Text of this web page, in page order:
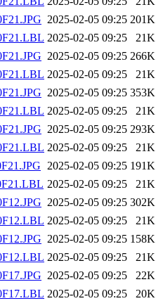
2025-02-05 09:25 201K
2025-02-05 09:25
21K
2025-02-05 09:25 266K
2025-02-05 09:25
21K
2025-02-05 09:25 353K
2025-02-05 09:25
21K
2025-02-05 09:25 293K
2025-02-05 09:25
21K
2025-02-05 09:25 191K
2025-02-05 09:25
21K
2025-02-05 09:25 302K
2025-02-05 09:25
21K
2025-02-05 09:25 158K
2025-02-05 09:25
21K
2025-02-05 09:25
22K
2025-02-05 09:25
20K